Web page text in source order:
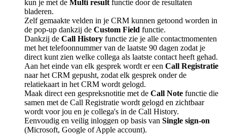
kun je met de Multi result functie door de resultaten
bladeren.
Zelf gemaakte velden in je CRM kunnen getoond worden in
de pop-up dankzij de Custom Field functie.
Dankzij de Call History functie zie je alle contactmomenten
met het telefoonnummer van de laatste 90 dagen zodat je
direct kunt zien welke collega als laatste contact heeft gehad.
Aan het einde van elk gesprek wordt er een Call Registratie
naar het CRM gepusht, zodat elk gesprek onder de
relatiekaart in het CRM wordt gelogd.
Maak direct een gespreksnotitie met de Call Note functie die
samen met de Call Registratie wordt gelogd en zichtbaar
wordt voor jou en je collega's in de Call History.
Eenvoudig en veilig inloggen op basis van Single sign-on
(Microsoft, Google of Apple account).